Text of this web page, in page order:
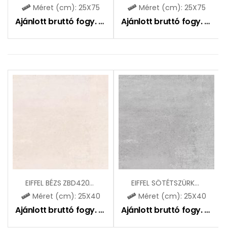
Méret (cm): 25X75
Ajánlott bruttó fogy. ár: 10490Ft
Méret (cm): 25X75
Ajánlott bruttó fogy. ár:
EIFFEL BÉZS ZBD42078
Méret (cm): 25X40
Ajánlott bruttó fogy. ár: 5995Ft
EIFFEL SÖTÉTSZÜRKE ZBD42077
Méret (cm): 25X40
Ajánlott bruttó fogy. ár: